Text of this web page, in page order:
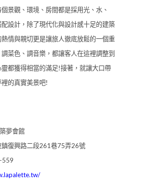
景觀、環境、房間都是採用光、水、
設計，除了現代化與設計感十足的建築
情與親切更是讓旅人徹底放鬆的一個重
菜色、調音樂，都讓客人在這裡調整到
都獲得相當的滿足!接著，就讓大口帶
的真實美景吧!
夢會館
鎮復興路二段261巷75弄26號
559